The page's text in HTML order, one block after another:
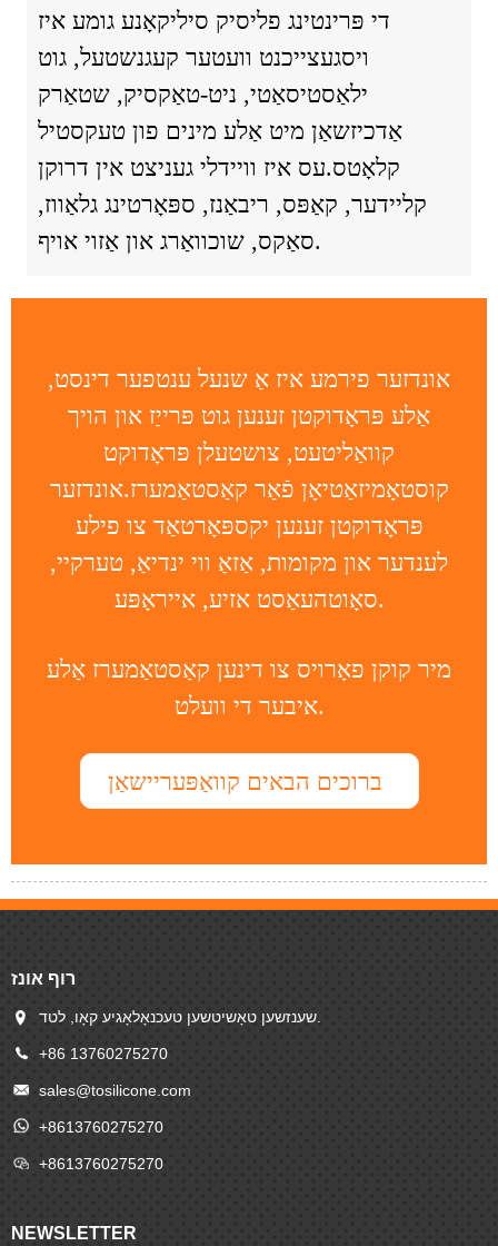
די פּרינטינג פליסיק סיליקאָנע גומע איז
ויסגעצייכנט וועטער קעגנשטעל, גוט
ילאַסטיסאַטי, ניט-טאַקסיק, שטאַרק
אַדכיזשאַן מיט אַלע מינים פון טעקסטיל
קלאָטס.עס איז וויידלי געניצט אין דרוקן
קליידער, קאַפּס, ריבאַנז, ספּאָרטינג גלאַווז,
סאַקס, שוכוואַרג און אַזוי אויף.
אונדזער פירמע איז אַ שנעל ענטפער דינסט,
אַלע פּראָדוקטן זענען גוט פּרייַז און הויך
קוואַליטעט, צושטעלן פּראָדוקט
קוסטאָמיזאַטיאָן פֿאַר קאַסטאַמערז.אונדזער
פּראָדוקטן זענען יקספּאָרטאַד צו פילע
לענדער און מקומות, אַזאַ ווי ינדיאַ, טערקיי,
סאָוטהעאַסט אזיע, אייראָפּע.
מיר קוקן פאָרויס צו דינען קאַסטאַמערז אַלע
איבער די וועלט.
ברוכים הבאים קוואַפּעריישאַן
רוף אונז
+86 13760275270
sales@tosilicone.com
+8613760275270
+8613760275270
NEWSLETTER